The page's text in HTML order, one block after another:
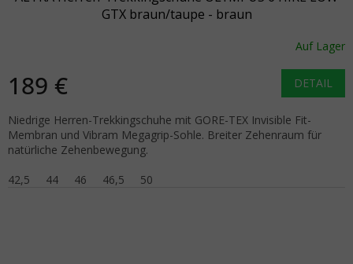
GTX braun/taupe - braun
Auf Lager
189 € DETAIL
Niedrige Herren-Trekkingschuhe mit GORE-TEX Invisible Fit-
Membran und Vibram Megagrip-Sohle. Breiter Zehenraum für
natürliche Zehenbewegung.
42,5
44 46 46,5 50